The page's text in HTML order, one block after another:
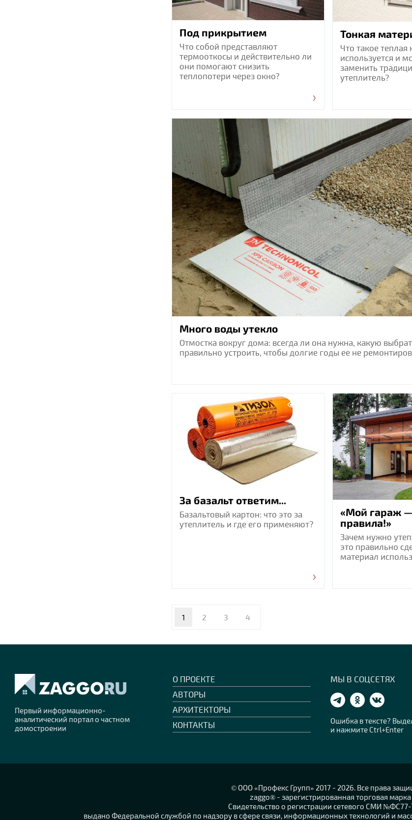
Под прикрытием
Что собой представляют
термооткосы и действительно ли
они помогают снизить
теплопотери через окно?
Тонкая
Что такое теплая
используется и
заменить
утеплитель?
Много воды утекло
Отмостка вокруг дома: всегда ли она нужна, какую
правильно устроить, чтобы долгие годы ее не
За базальт ответим...
Базальтовый картон: что это за
утеплитель и где его применяют?
«Мой гараж
правила!»
Зачем нужно
это правильно
материал
1 2 3 4
Первый информационно-
аналитический портал о частном
домостроении
О ПРОЕКТЕ
АВТОРЫ
АРХИТЕКТОРЫ
КОНТАКТЫ
МЫ В СОЦСЕТЯХ
Ошибка в тексте?
и нажмите Ctrl+Enter
© OOO «Профекс Групп» 2017 - 2026. Все права
zaggo® - зарегистрированная торговая марка
Свидетельство о регистрации сетевого СМИ №ФС77-
выдано Федеральной службой по надзору в сфере связи, информационных технологий и